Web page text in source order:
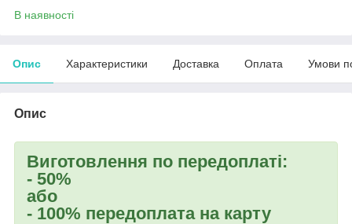
В наявності
Опис Характеристики Доставка Оплата Умови
Опис
Виготовлення по передоплаті:
- 50%
або
- 100% передоплата на карту